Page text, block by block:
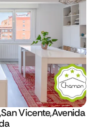
Vicente,Avenida